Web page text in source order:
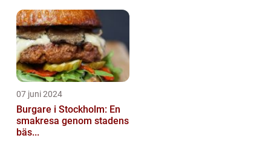
07 juni 2024
Burgare i Stockholm: En
smakresa genom stadens
bäs...